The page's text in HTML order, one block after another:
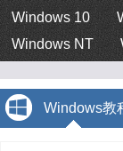
Windows 10
Windows NT
Windows教